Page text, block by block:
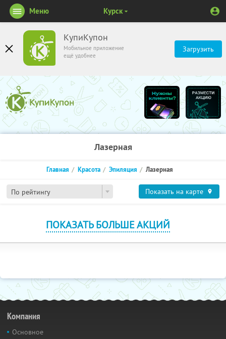
КупиКупон
Мобильное приложение
ещё удобнее
Загрузить
Меню Курск
Лазерная
По рейтингу
Главная Красота Эпиляция Лазерная
Показать на карте
ПОКАЗАТЬ БОЛЬШЕ АКЦИЙ
Компания
Основное